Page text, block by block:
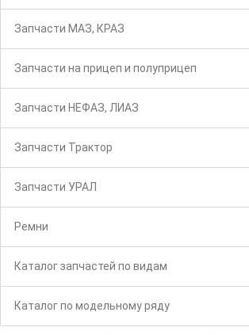
Запчасти МАЗ, КРАЗ
Запчасти на прицеп и полуприцеп
Запчасти НЕФАЗ, ЛИАЗ
Запчасти Трактор
Запчасти УРАЛ
Ремни
Каталог запчастей по видам
Каталог по модельному ряду